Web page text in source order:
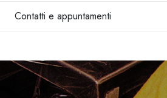
Contatti e appuntamenti